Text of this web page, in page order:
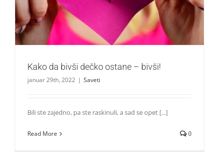
Saveti
Kako da bivši dečko ostane – bivši!
januar 29th, 2022 | Saveti
Bili ste zajedno, pa ste raskinuli, a sad se opet [...]
Read More 0